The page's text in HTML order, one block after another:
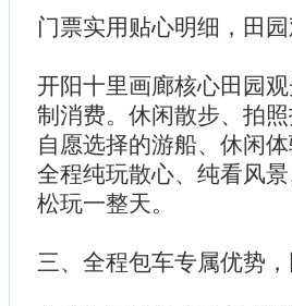
门票实用贴心明细，田
开阳十里画廊核心田园
制消费。休闲散步、拍
自愿选择的游船、休闲
全程纯玩散心、纯看风
松玩一整天。
三、全程包车专属优势